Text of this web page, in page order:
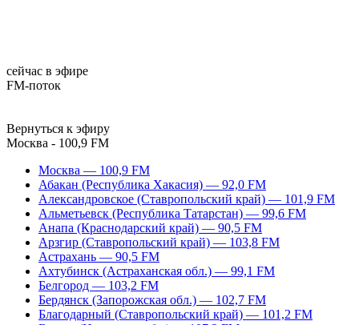
сейчас в эфире
FM-поток
Вернуться к эфиру
Москва - 100,9 FM
Москва — 100,9 FM
Абакан (Республика Хакасия) — 92,0 FM
Александровское (Ставропольский край) — 101,9 FM
Альметьевск (Республика Татарстан) — 99,6 FM
Анапа (Краснодарский край) — 90,5 FM
Арзгир (Ставропольский край) — 103,8 FM
Астрахань — 90,5 FM
Ахтубинск (Астраханская обл.) — 99,1 FM
Белгород — 103,2 FM
Бердянск (Запорожская обл.) — 102,7 FM
Благодарный (Ставропольский край) — 101,2 FM